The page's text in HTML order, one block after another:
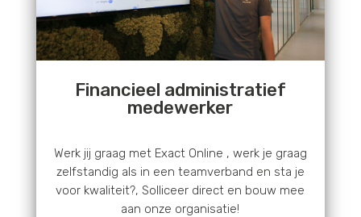
Financieel administratief
medewerker
Werk jij graag met Exact Online , werk je graag
zelfstandig als in een teamverband en sta je
voor kwaliteit?, Solliceer direct en bouw mee
aan onze organisatie!